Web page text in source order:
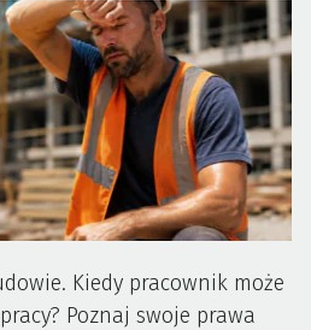
Kiedy pracownik może
Poznaj swoje prawa